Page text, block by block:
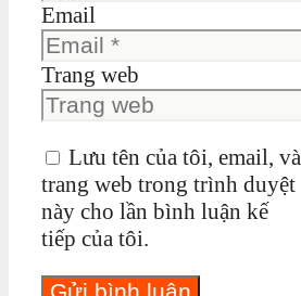
Email
Trang web
Lưu tên của tôi, email, và
trang web trong trình duyệt
này cho lần bình luận kế
tiếp của tôi.